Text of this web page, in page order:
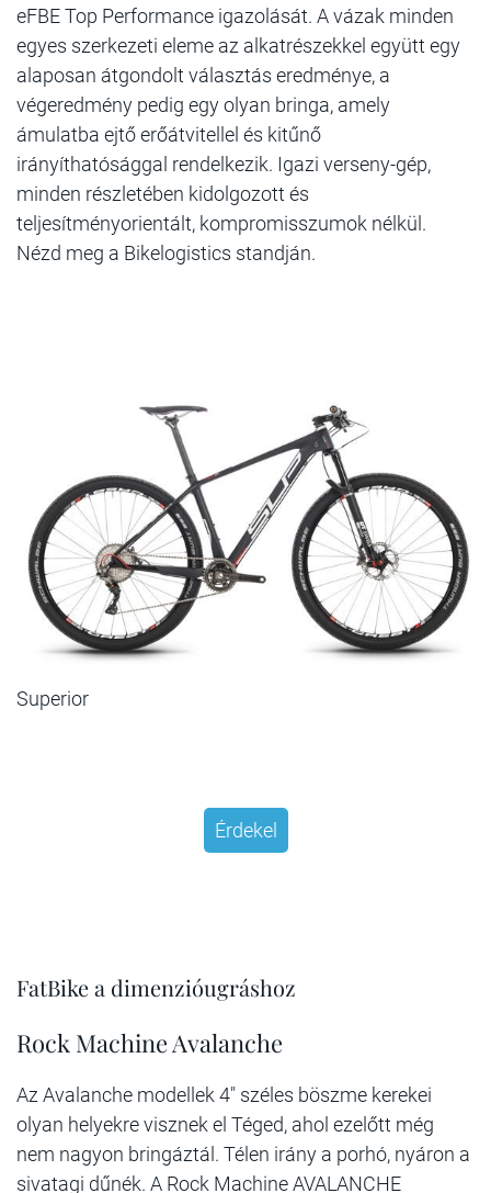
eFBE Top Performance igazolását. A vázak minden
egyes szerkezeti eleme az alkatrészekkel együtt egy
alaposan átgondolt választás eredménye, a
végeredmény pedig egy olyan bringa, amely
ámulatba ejtő erőátvitellel és kitűnő
irányíthatósággal rendelkezik. Igazi verseny-gép,
minden részletében kidolgozott és
teljesítményorientált, kompromisszumok nélkül.
Nézd meg a Bikelogistics standján.
Superior
Érdekel
FatBike a dimenzióugráshoz
Rock Machine Avalanche
Az Avalanche modellek 4" széles böszme kerekei
olyan helyekre visznek el Téged, ahol ezelőtt még
nem nagyon bringáztál. Télen irány a porhó, nyáron a
sivatagi dűnék. A Rock Machine AVALANCHE